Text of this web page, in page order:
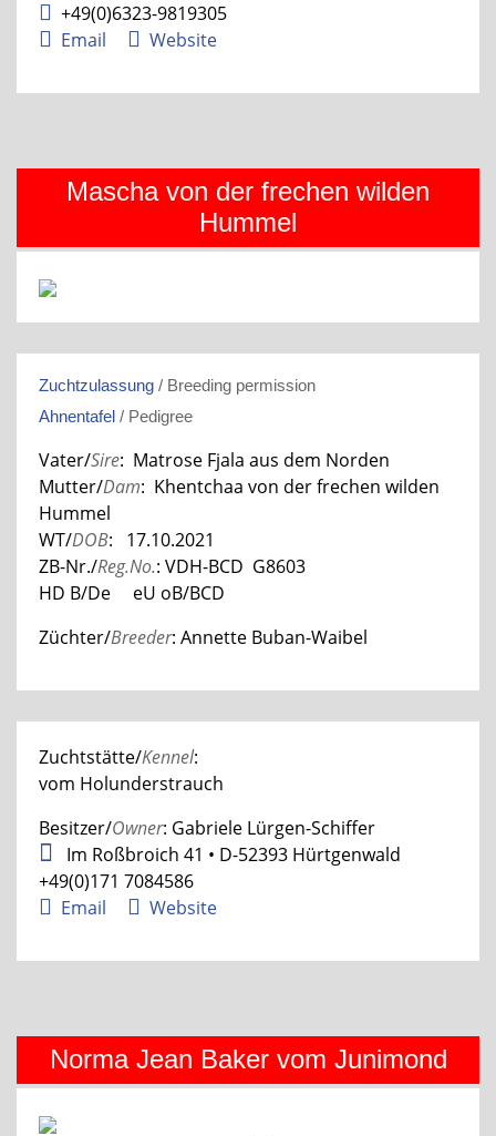
+49(0)6323-9819305
Email
Website
Mascha von der frechen wilden
Hummel
Zuchtzulassung / Breeding permission
Ahnentafel / Pedigree
Vater/Sire: Matrose Fjala aus dem Norden
Mutter/Dam: Khentchaa von der frechen wilden
Hummel
WT/DOB: 17.10.2021
ZB-Nr./Reg.No.: VDH-BCD G8603
HD B/De eU oB/BCD
Züchter/Breeder: Annette Buban-Waibel
Zuchtstätte/Kennel:
vom Holunderstrauch
Besitzer/Owner: Gabriele Lürgen-Schiffer
Im Roßbroich 41 • D-52393 Hürtgenwald
+49(0)171 7084586
Email
Website
Norma Jean Baker vom Junimond